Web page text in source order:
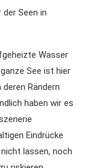
Seen in
Wasser
See ist hier
Rändern
haben wir es
Eindrücke
lassen, noch